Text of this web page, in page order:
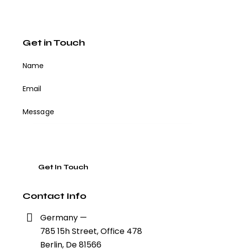
Get in Touch
Contact Info
Germany —
785 15h Street, Office 478
Berlin, De 81566